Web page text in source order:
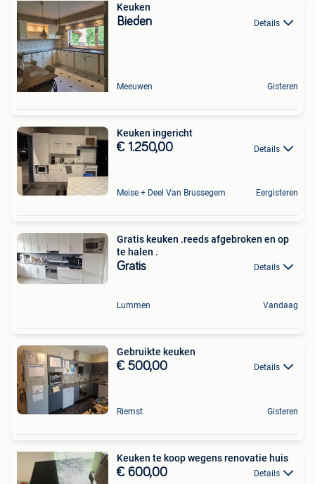
Keuken
Bieden Details
Meeuwen Gisteren
Keuken ingericht
€ 1.250,00 Details
Meise + Deel Van Brussegem Eergisteren
Gratis keuken .reeds afgebroken en op
te halen .
Gratis Details
Lummen Vandaag
Gebruikte keuken
€ 500,00 Details
Riemst Gisteren
Keuken te koop wegens renovatie huis
€ 600,00 Details